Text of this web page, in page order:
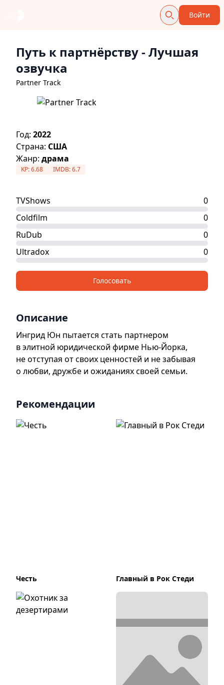
Войти
Путь к партнёрству- Лучшая
озвучка
Partner Track
Год: 2022
Страна: США
Жанр: драма
KP:6.68 IMDB:6.7
TVShows
0
Coldfilm
0
RuDub
0
Ultradox
0
Голосовать
Описание
Ингрид Юн пытается стать партнером
в элитной юридической фирме Нью-Йорка,
не отступая от своих ценностей и не забывая
о любви, дружбе и ожиданиях своей семьи.
Рекомендации
Честь Главный в Рок Стеди